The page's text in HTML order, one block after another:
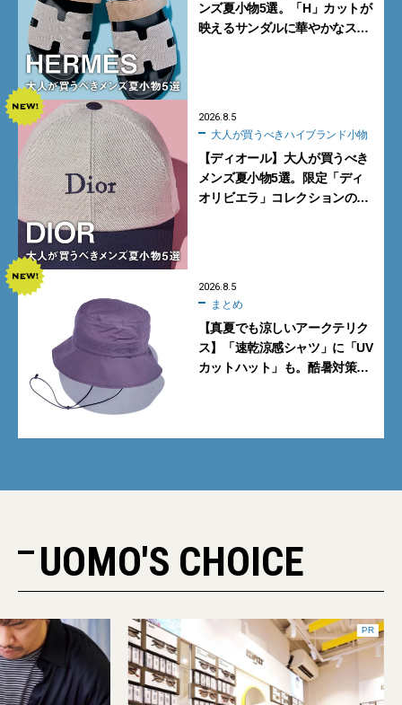
ンズ夏小物5選。「H」カットが
映えるサンダルに華やかなス
2026.8.5
大人が買うべきハイブランド小物
【ディオール】大人が買うべき
メンズ夏小物5選。限定「ディ
オリビエラ」コレクションの
2026.8.5
まとめ
【真夏でも涼しいアークテリク
ス】「速乾涼感シャツ」に「UV
カットハット」も。酷暑対策に
UOMO'S CHOICE